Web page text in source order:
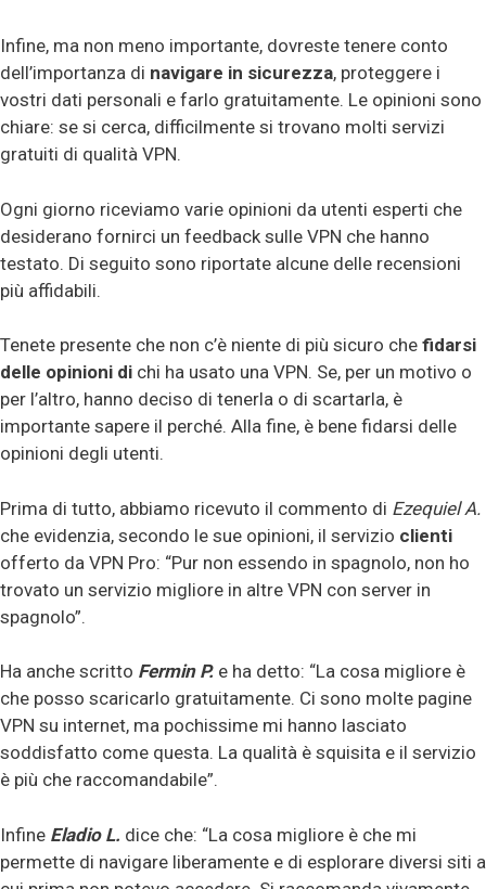
Infine, ma non meno importante, dovreste tenere conto
dell’importanza di navigare in sicurezza, proteggere i
vostri dati personali e farlo gratuitamente. Le opinioni sono
chiare: se si cerca, difficilmente si trovano molti servizi
gratuiti di qualità VPN.
Ogni giorno riceviamo varie opinioni da utenti esperti che
desiderano fornirci un feedback sulle VPN che hanno
testato. Di seguito sono riportate alcune delle recensioni
più affidabili.
Tenete presente che non c’è niente di più sicuro che fidarsi
delle opinioni di chi ha usato una VPN. Se, per un motivo o
per l’altro, hanno deciso di tenerla o di scartarla, è
importante sapere il perché. Alla fine, è bene fidarsi delle
opinioni degli utenti.
Prima di tutto, abbiamo ricevuto il commento di Ezequiel A.
che evidenzia, secondo le sue opinioni, il servizio clienti
offerto da VPN Pro: “Pur non essendo in spagnolo, non ho
trovato un servizio migliore in altre VPN con server in
spagnolo”.
Ha anche scritto Fermin P. e ha detto: “La cosa migliore è
che posso scaricarlo gratuitamente. Ci sono molte pagine
VPN su internet, ma pochissime mi hanno lasciato
soddisfatto come questa. La qualità è squisita e il servizio
è più che raccomandabile”.
Infine Eladio L. dice che: “La cosa migliore è che mi
permette di navigare liberamente e di esplorare diversi siti a